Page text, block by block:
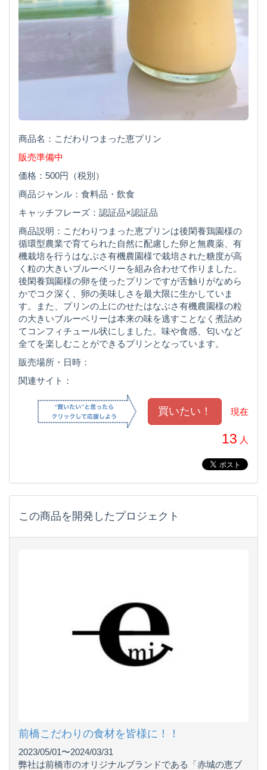
商品名：こだわりつまった恵プリン
販売準備中
価格：500円（税別）
商品ジャンル：食料品・飲食
キャッチフレーズ：認証品×認証品
商品説明：こだわりつまった恵プリンは後閑養鶏園様の
循環型農業で育てられた自然に配慮した卵と無農薬、有
機栽培を行うはなぶさ有機農園様で栽培された糖度が高
く粒の大きいブルーベリーを組み合わせて作りました。
後閑養鶏園様の卵を使ったプリンですが舌触りがなめら
かでコク深く、卵の美味しさを最大限に生かしていま
す。また、プリンの上にのせたはなぶさ有機農園様の粒
の大きいブルーベリーは本来の味を逃すことなく煮詰め
てコンフィチュール状にしました。味や食感、匂いなど
全てを楽しむことができるプリンとなっています。
販売場所・日時：
関連サイト：
現在
13 人
この商品を開発したプロジェクト
前橋こだわりの食材を皆様に！！
2023/05/01〜2024/03/31
弊社は前橋市のオリジナルブランドである「赤城の恵ブ